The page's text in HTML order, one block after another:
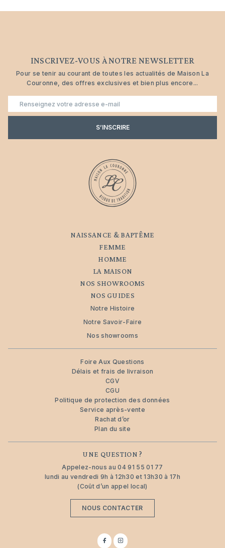
INSCRIVEZ-VOUS À NOTRE NEWSLETTER
Pour se tenir au courant de toutes les actualités de Maison La
Couronne, des offres exclusives et bien plus encore...
S’INSCRIRE
NAISSANCE & BAPTÊME
FEMME
HOMME
LA MAISON
NOS SHOWROOMS
NOS GUIDES
Notre Histoire
Notre Savoir-Faire
Nos showrooms
Foire Aux Questions
Délais et frais de livraison
CGV
CGU
Politique de protection des données
Service après-vente
Rachat d’or
Plan du site
UNE QUESTION ?
Appelez-nous au04 91 55 01 77
lundi au vendredi 9h à 12h30 et 13h30 à 17h
(Coût d’un appel local)
NOUS CONTACTER
Suivez-
nous
Suivez-
nous